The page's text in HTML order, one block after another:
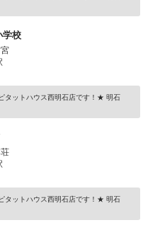
学校
タットハウス西明石店です！★ 明石
タットハウス西明石店です！★ 明石